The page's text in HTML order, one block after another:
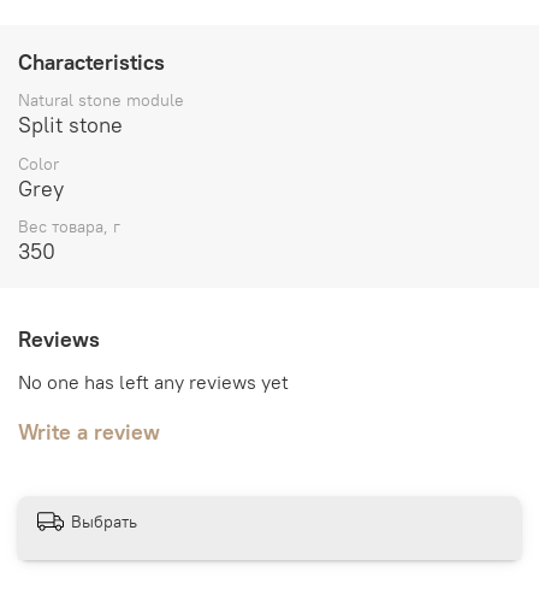
Characteristics
Natural stone module
Split stone
Color
Grey
Вес товара, г
350
Reviews
No one has left any reviews yet
Write a review
Выбрать